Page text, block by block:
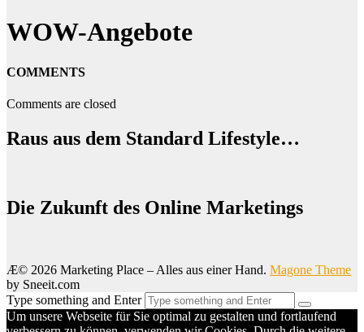
WOW-Angebote
COMMENTS
Comments are closed
Raus aus dem Standard Lifestyle…
Die Zukunft des Online Marketings
Æ© 2026 Marketing Place – Alles aus einer Hand. Magone Theme
by Sneeit.com
Type something and Enter
Um unsere Webseite für Sie optimal zu gestalten und fortlaufend